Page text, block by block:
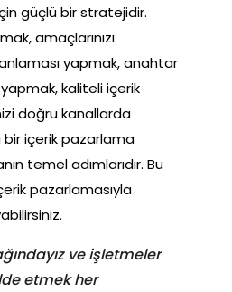
güçlü bir stratejidir.
amaçlarınızı
yapmak, anahtar
kaliteli içerik
doğru kanallarda
bir içerik pazarlama
temel adımlarıdır. Bu
pazarlamasıyla
ve işletmeler
etmek her